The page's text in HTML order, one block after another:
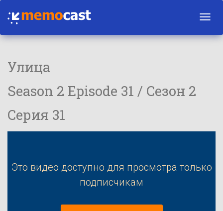
Улица
Season 2 Episode 31 / Сезон 2
Серия 31
Это видео доступно для просмотра только
подписчикам